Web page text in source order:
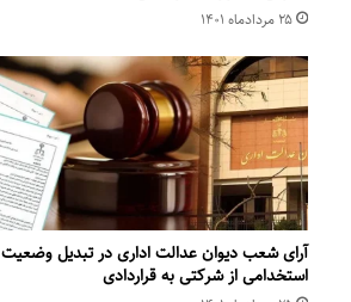
۲۵ مرداد‌ماه ۱۴۰۱
آرای شعب دیوان عدالت اداری در تبدیل وضعیت
استخدامی از شرکتی به قراردادی